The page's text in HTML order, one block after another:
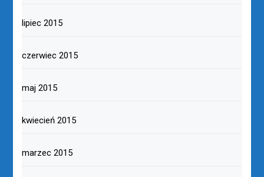
lipiec 2015
czerwiec 2015
maj 2015
kwiecień 2015
marzec 2015